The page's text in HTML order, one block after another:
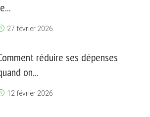
27 février 2026
réduire ses dépenses
on...
12 février 2026